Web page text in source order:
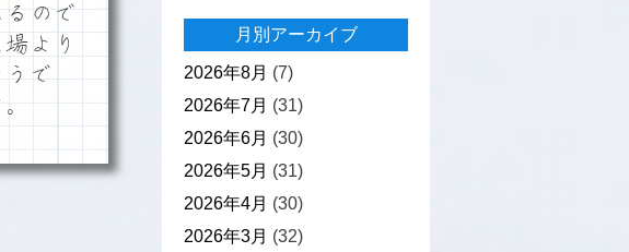
ので
より
で
月別アーカイブ
2026年8月 (7)
2026年7月 (31)
2026年6月 (30)
2026年5月 (31)
2026年4月 (30)
2026年3月 (32)